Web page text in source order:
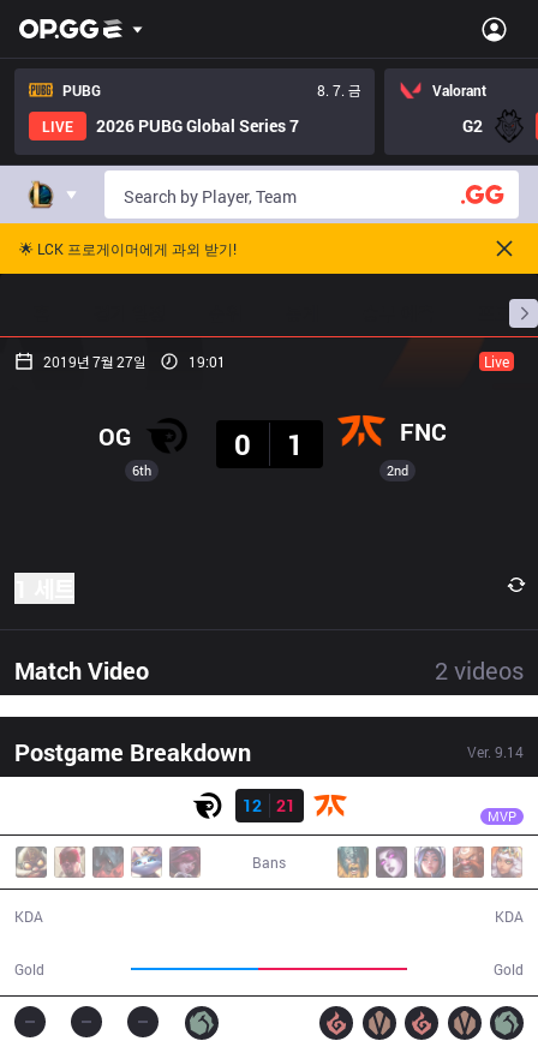
PUBG
8. 7. 금
LIVE
2026 PUBG Global Series 7
Valorant
G2
🌟 LCK 프로게이머에게 과외 받기!
프로빌
2019년 7월 27일 19:01 Live
6th
OG
0
1 FNC
2nd
Match Video 2 videos
Postgame Breakdown Ver. 9.14
12
21 MVP
Bans
KDA
Gold Gold
KDA